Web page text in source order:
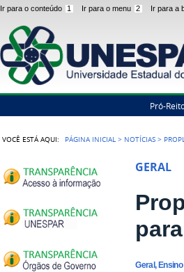
Ir para o conteúdo 1 Ir para o menu 2 Ir para a
Pró-
VOCÊ ESTÁ AQUI: PÁGINA INICIAL > NOTÍCIAS >
GERAL
Geral, Ensino